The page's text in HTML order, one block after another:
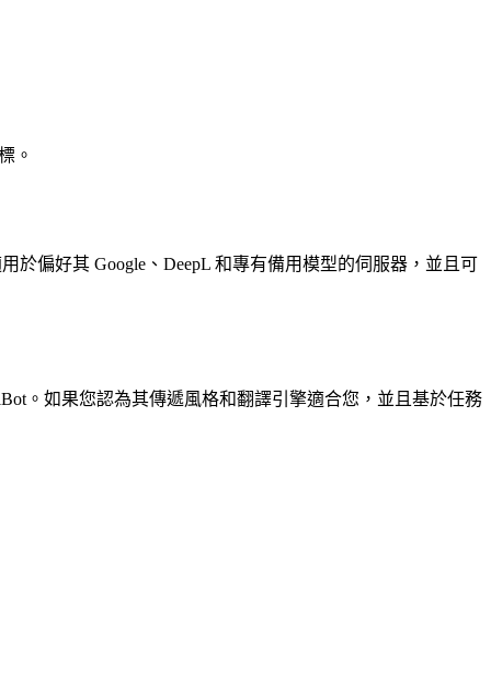
。
於偏好其 Google、DeepL 和專有備用模型的伺服器，並且可
。如果您認為其傳遞風格和翻譯引擎適合您，並且基於任務